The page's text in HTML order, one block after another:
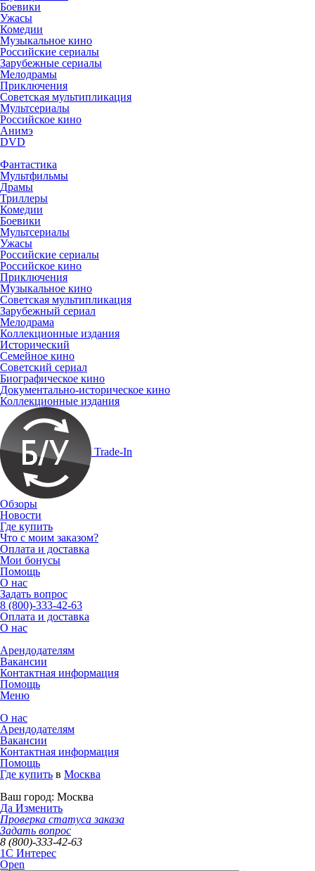
Боевики
Ужасы
Комедии
Музыкальное кино
Российские сериалы
Зарубежные сериалы
Мелодрамы
Приключения
Советская мультипликация
Мультсериалы
Российское кино
Анимэ
DVD
Фантастика
Мультфильмы
Драмы
Триллеры
Комедии
Боевики
Мультсериалы
Ужасы
Российские сериалы
Российское кино
Приключения
Музыкальное кино
Советская мультипликация
Зарубежный сериал
Мелодрама
Коллекционные издания
Исторический
Семейное кино
Советский сериал
Биографическое кино
Документально-историческое кино
Коллекционные издания
Trade-In
Обзоры
Новости
Где купить
Что с моим заказом?
Оплата и доставка
Мои бонусы
Помощь
О нас
Задать вопрос
8 (800)-333-42-63
Оплата и доставка
О нас
Арендодателям
Вакансии
Контактная информация
Помощь
Меню
О нас
Арендодателям
Вакансии
Контактная информация
Помощь
Где купить в Москва
Ваш город: Москва
Да Изменить
Проверка статуса заказа
Задать вопрос
8 (800)-333-42-63
1C Интерес
Open